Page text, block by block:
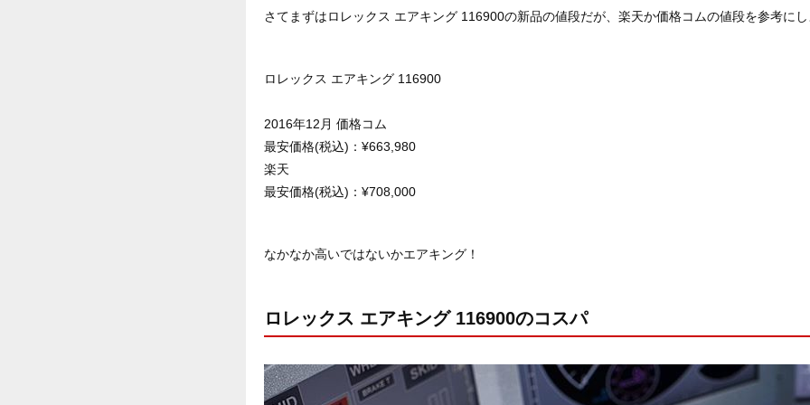
さてまずはロレックス エアキング 116900の新品の値段だが、楽天か価格コムの値段を参考に
ロレックス エアキング 116900
2016年12月 価格コム
最安価格(税込)：¥663,980
楽天
最安価格(税込)：¥708,000
なかなか高いではないかエアキング！
ロレックス エアキング 116900のコスパ